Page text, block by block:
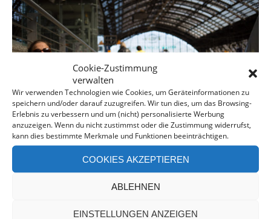
Cookie-Zustimmung
verwalten
Wir verwenden Technologien wie Cookies, um Geräteinformationen zu
speichern und/oder darauf zuzugreifen. Wir tun dies, um das Browsing-
Erlebnis zu verbessern und um (nicht) personalisierte Werbung
anzuzeigen. Wenn du nicht zustimmst oder die Zustimmung widerrufst,
kann dies bestimmte Merkmale und Funktionen beeinträchtigen.
COOKIES AKZEPTIEREN
ABLEHNEN
EINSTELLUNGEN ANZEIGEN
DIE REISE BEGINNT…